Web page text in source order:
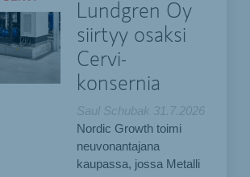
Lundgren Oy
siirtyy osaksi
Cervi-
konsernia
Saul Schubak 31.7.2026
Nordic Growth toimi
neuvonantajana
kaupassa, jossa Metalli